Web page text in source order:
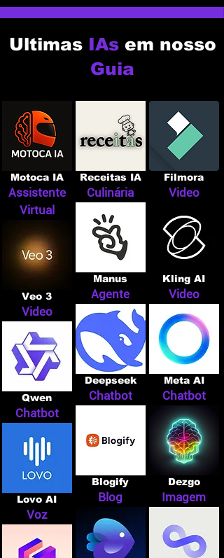
Ultimas IAs em nosso
Guia
Motoca IA
Assistente
Virtual
Veo 3
Video
Qwen
Chatbot
Lovo AI
Voz
Receitas IA
Culinária
Manus
Agente
Deepseek
Chatbot
Blogify
Blog
Filmora
Video
Kling AI
Video
Meta AI
Chatbot
Dezgo
Imagem